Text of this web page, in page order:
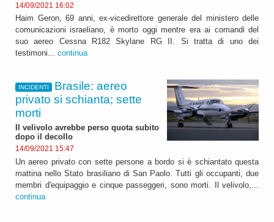
14/09/2021 16:02
Haim Geron, 69 anni, ex-vicedirettore generale del ministero delle
comunicazioni israeliano, è morto oggi mentre era ai comandi del
suo aereo Cessna R182 Skylane RG II. Si tratta di uno dei
testimoni... continua
INCIDENTI
Brasile: aereo
privato si schianta; sette
morti
Il velivolo avrebbe perso quota subito
dopo il decollo
14/09/2021 15:47
Un aereo privato con sette persone a bordo si è schiantato questa
mattina nello Stato brasiliano di San Paolo. Tutti gli occupanti, due
membri d'equipaggio e cinque passeggeri, sono morti. Il velivolo,...
continua